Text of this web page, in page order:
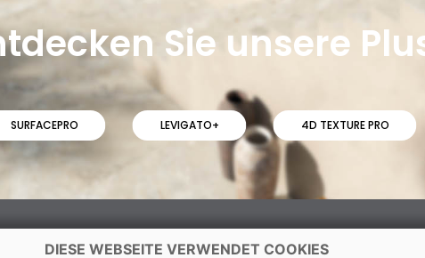
Sie unsere
SURFACEPRO LEVIGATO+ 4D TEXTURE PRO
DIESE WEBSEITE VERWENDET COOKIES